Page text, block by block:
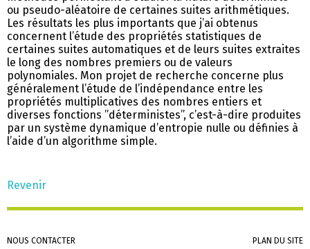
ou pseudo-aléatoire de certaines suites arithmétiques.
Les résultats les plus importants que j’ai obtenus
concernent l’étude des propriétés statistiques de
certaines suites automatiques et de leurs suites extraites
le long des nombres premiers ou de valeurs
polynomiales. Mon projet de recherche concerne plus
généralement l’étude de l’indépendance entre les
propriétés multiplicatives des nombres entiers et
diverses fonctions ”déterministes”, c’est-à-dire produites
par un système dynamique d’entropie nulle ou définies à
l’aide d’un algorithme simple.
Revenir
au
NOUS CONTACTER PLAN DU SITE